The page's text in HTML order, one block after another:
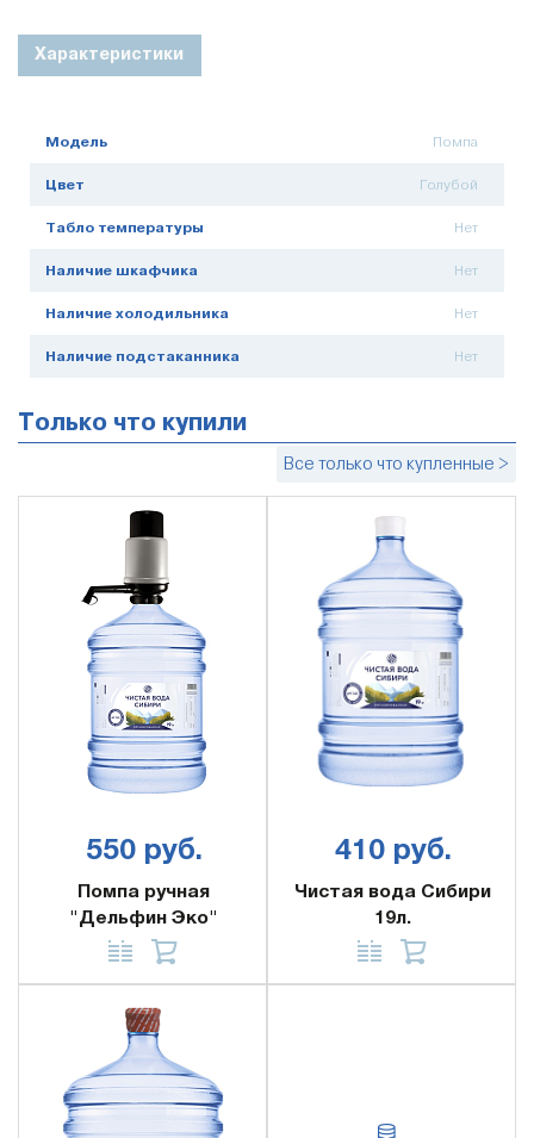
Характеристики
Модель Помпа
Цвет Голубой
Табло температуры Нет
Наличие шкафчика Нет
Наличие холодильника Нет
Наличие подстаканника Нет
Только что купили
Все только что купленные >
550 руб.
Помпа ручная
"Дельфин Эко"
410 руб.
Чистая вода Сибири
19л.